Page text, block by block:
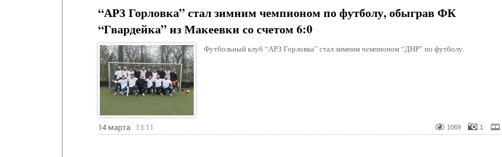
“АРЗ Горловка” стал зимним чемпионом по футболу, обыграв ФК
“Гвардейка” из Макеевки со счетом 6:0
Футбольный клуб “АРЗ Горловка” стал зимним чемпионом “ДНР” по футболу.
14 марта 13:11 1069 1